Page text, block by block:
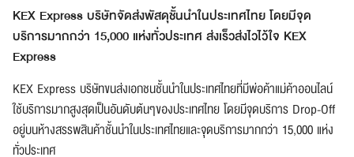
KEX Express บริษัทจัดส่งพัสดุชั้นนำในประเทศไทย โดยมีจุด
บริการมากกว่า 15,000 แห่งทั่วประเทศ ส่งเร็วส่งไวไว้ใจ KEX
Express
KEX Express บริษัทขนส่งเอกชนชั้นนำในประเทศไทยที่มีพ่อค้าแม่ค้าออนไลน์
ใช้บริการมากสูงสุดเป็นอันดับต้นๆของประเทศไทย โดยมีจุดบริการ Drop-Off
อยู่บนห้างสรรพสินค้าชั้นนำในประเทศไทยและจุดบริการมากกว่า 15,000 แห่ง
ทั่วประเทศ